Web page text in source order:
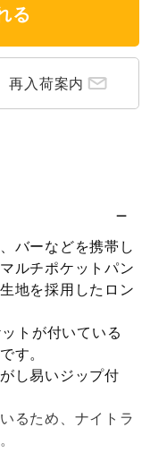
る
再入荷案内
バーなどを携帯し
ルチポケットパン
地を採用したロン
トが付いている
す。
し易いジップ付
るため、ナイトラ